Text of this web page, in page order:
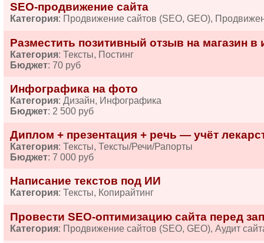
SEO-продвижение сайта
Категория: Продвижение сайтов (SEO, GEO),
Разместить позитивный отзыв на магазин в
Категория: Тексты, Постинг
Бюджет: 70 руб
Инфографика на фото
Категория: Дизайн, Инфографика
Бюджет: 2 500 руб
Диплом + презентация + речь — учёт
Категория: Тексты, Тексты/Речи/Рапорты
Бюджет: 7 000 руб
Написание текстов под ИИ
Категория: Тексты, Копирайтинг
Провести SEO-оптимизацию сайта перед
Категория: Продвижение сайтов (SEO, GEO), Аудит